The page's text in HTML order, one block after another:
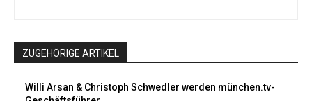
ZUGEHÖRIGE ARTIKEL
Willi Arsan & Christoph Schwedler werden münchen.tv-